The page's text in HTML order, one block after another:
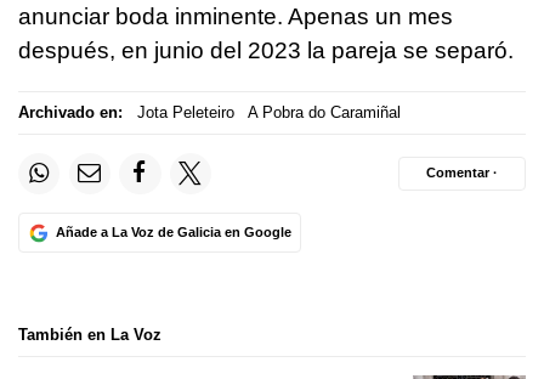
anunciar boda inminente. Apenas un mes
después, en junio del 2023 la pareja se separó.
Archivado en: Jota Peleteiro A Pobra do Caramiñal
Añade a La Voz de Galicia en Google
Comentar ·
También en La Voz